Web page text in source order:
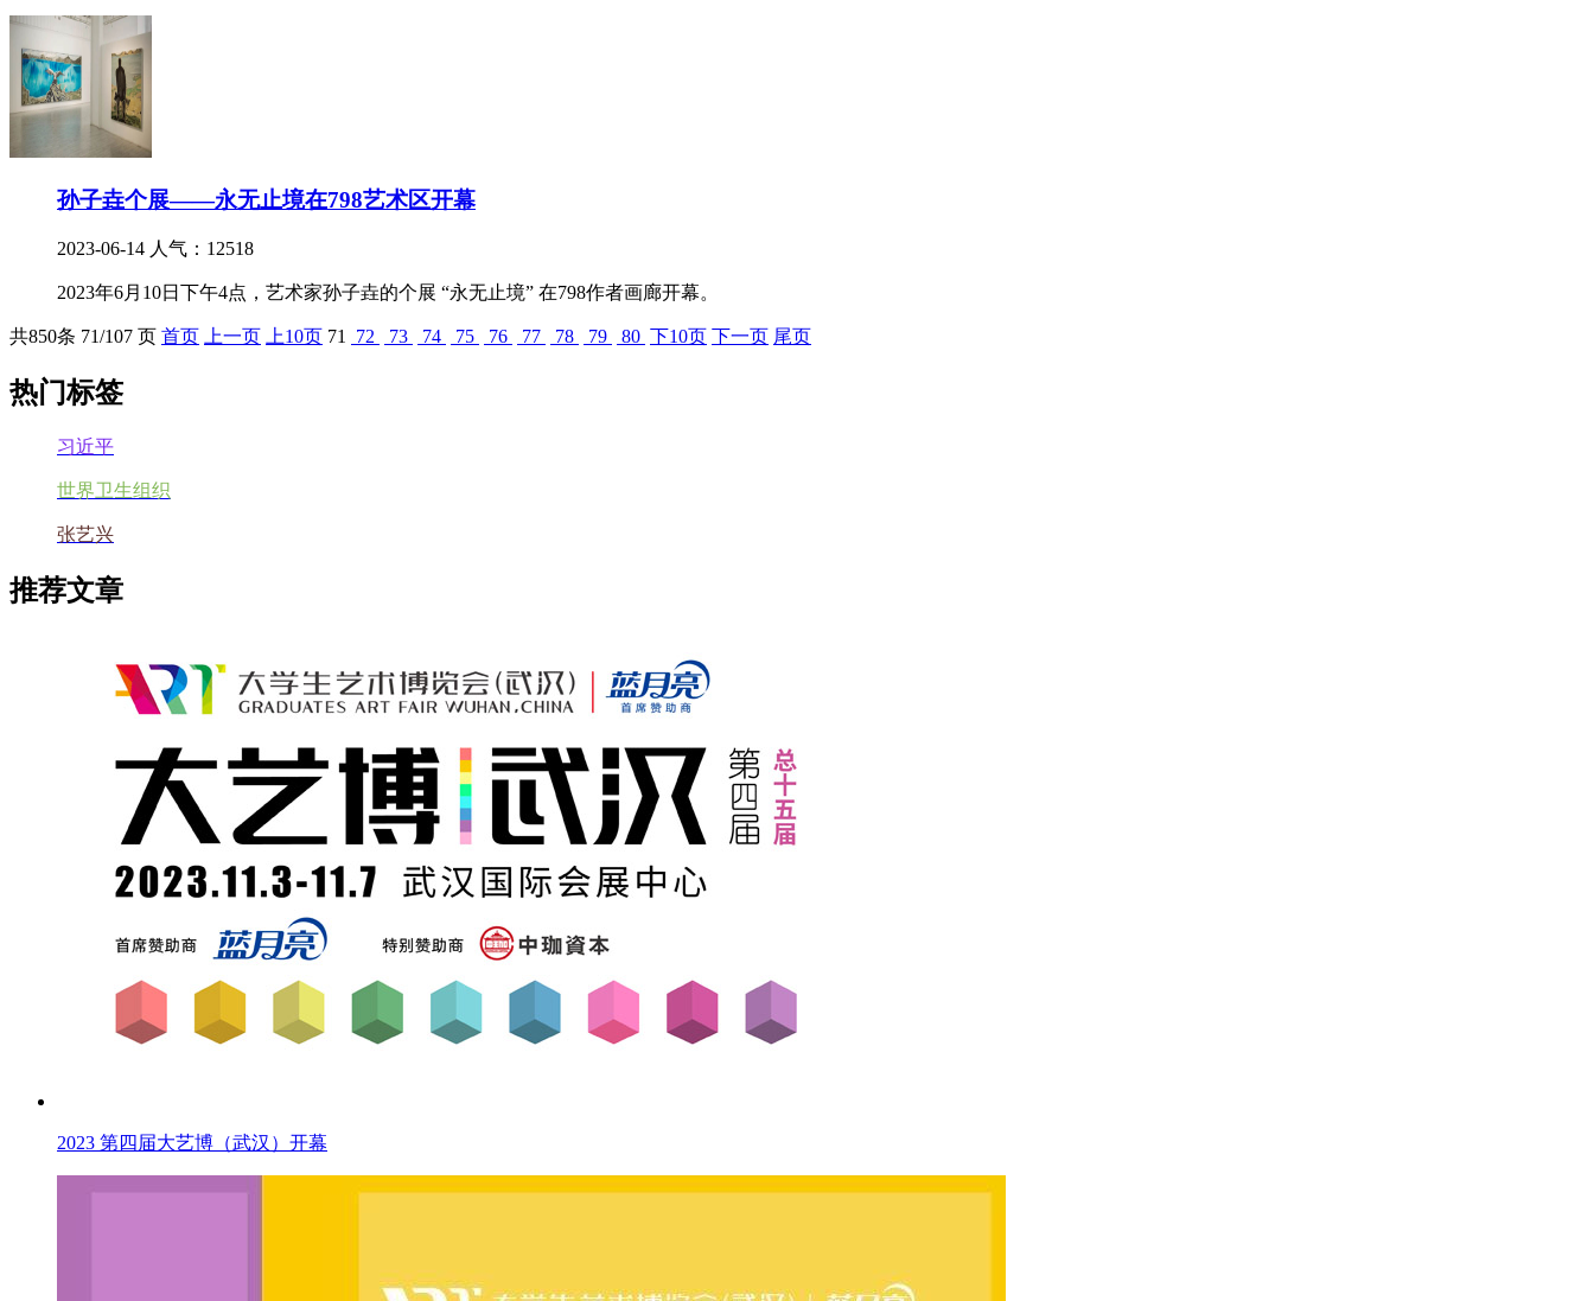
孙子垚个展——永无止境在798艺术区开幕
2023-06-14 人气：12518
2023年6月10日下午4点，艺术家孙子垚的个展 “永无止境” 在798作者画廊开幕。
共850条 71/107 页 首页 上一页 上10页 71 72 73 74 75 76 77 78 79 80 下10页 下一页 尾页
热门标签
习近平
世界卫生组织
张艺兴
推荐文章
2023 第四届大艺博（武汉）开幕